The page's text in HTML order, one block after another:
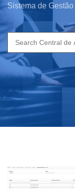
Sistema de
Search
for: